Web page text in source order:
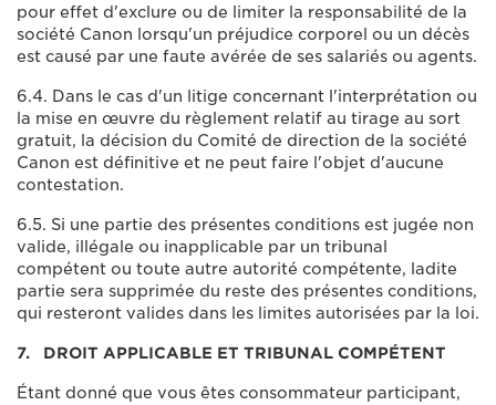
pour effet d'exclure ou de limiter la responsabilité de la
société Canon lorsqu'un préjudice corporel ou un décès
est causé par une faute avérée de ses salariés ou agents.
6.4. Dans le cas d'un litige concernant l'interprétation ou
la mise en œuvre du règlement relatif au tirage au sort
gratuit, la décision du Comité de direction de la société
Canon est définitive et ne peut faire l'objet d'aucune
contestation.
6.5. Si une partie des présentes conditions est jugée non
valide, illégale ou inapplicable par un tribunal
compétent ou toute autre autorité compétente, ladite
partie sera supprimée du reste des présentes conditions,
qui resteront valides dans les limites autorisées par la loi.
7. DROIT APPLICABLE ET TRIBUNAL COMPÉTENT
Étant donné que vous êtes consommateur participant,